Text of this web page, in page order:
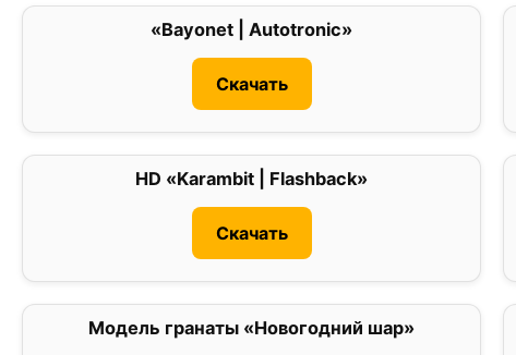
«Bayonet | Autotronic»
Скачать
HD «Karambit | Flashback»
Скачать
Модель гранаты «Новогодний шар»